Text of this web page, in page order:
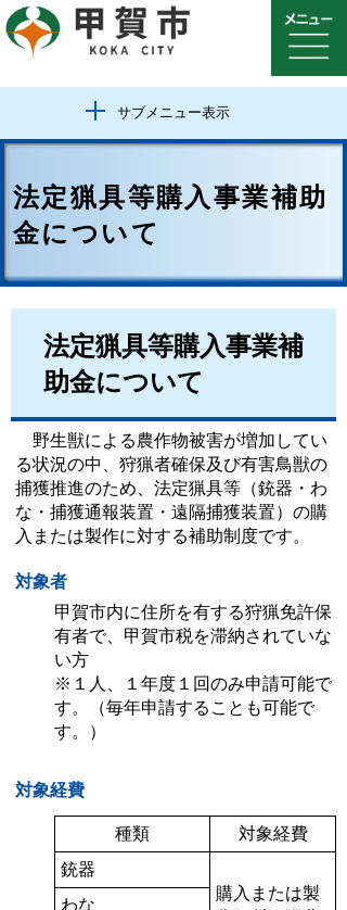
サブメニュー表示
法定猟具等購入事業補助
金について
法定猟具等購入事業補
助金について
野生獣による農作物被害が増加してい
る状況の中、狩猟者確保及び有害鳥獣の
捕獲推進のため、法定猟具等（銃器・わ
な・捕獲通報装置・遠隔捕獲装置）の購
入または製作に対する補助制度です。
対象者
甲賀市内に住所を有する狩猟免許保
有者で、甲賀市税を滞納されていな
い方
※１人、１年度１回のみ申請可能で
す。（毎年申請することも可能で
す。）
対象経費
種類
対象経費
銃器
購入または製
わな